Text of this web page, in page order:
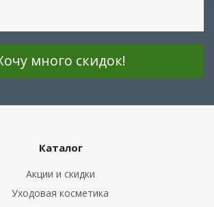
Каталог
Акции и скидки
Уходовая косметика